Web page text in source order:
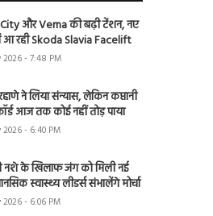
और Verna की बढ़ी टेंशन, नए
आ रही Skoda Slavia Facelift
2026 - 7:48 PM
ने लिया संन्यास, लेकिन कप्तानी
आज तक कोई नहीं तोड़ पाया
2026 - 6:40 PM
नशे के खिलाफ जंग को मिली नई
स्वास्थ्य लीडर्स संभालेंगे मोर्चा
2026 - 6:06 PM